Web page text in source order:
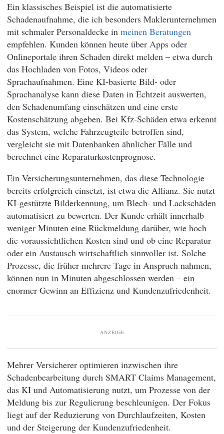
Ein klassisches Beispiel ist die automatisierte
Schadenaufnahme, die ich besonders Maklerunternehmen
mit schmaler Personaldecke in meinen Beratungen
empfehlen. Kunden können heute über Apps oder
Onlineportale ihren Schaden direkt melden – etwa durch
das Hochladen von Fotos, Videos oder
Sprachaufnahmen. Eine KI-basierte Bild- oder
Sprachanalyse kann diese Daten in Echtzeit auswerten,
den Schadenumfang einschätzen und eine erste
Kostenschätzung abgeben. Bei Kfz-Schäden etwa erkennt
das System, welche Fahrzeugteile betroffen sind,
vergleicht sie mit Datenbanken ähnlicher Fälle und
berechnet eine Reparaturkostenprognose.
Ein Versicherungsunternehmen, das diese Technologie
bereits erfolgreich einsetzt, ist etwa die Allianz. Sie nutzt
KI-gestützte Bilderkennung, um Blech- und Lackschäden
automatisiert zu bewerten. Der Kunde erhält innerhalb
weniger Minuten eine Rückmeldung darüber, wie hoch
die voraussichtlichen Kosten sind und ob eine Reparatur
oder ein Austausch wirtschaftlich sinnvoller ist. Solche
Prozesse, die früher mehrere Tage in Anspruch nahmen,
können nun in Minuten abgeschlossen werden – ein
enormer Gewinn an Effizienz und Kundenzufriedenheit.
ANZEIGE
Mehrer Versicherer optimieren inzwischen ihre
Schadenbearbeitung durch SMART Claims Management,
das KI und Automatisierung nutzt, um Prozesse von der
Meldung bis zur Regulierung beschleunigen. Der Fokus
liegt auf der Reduzierung von Durchlaufzeiten, Kosten
und der Steigerung der Kundenzufriedenheit.